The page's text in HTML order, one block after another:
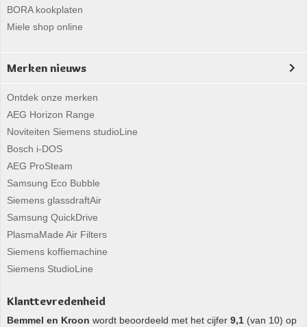
BORA kookplaten
Miele shop online
Merken nieuws
Ontdek onze merken
AEG Horizon Range
Noviteiten Siemens studioLine
Bosch i-DOS
AEG ProSteam
Samsung Eco Bubble
Siemens glassdraftAir
Samsung QuickDrive
PlasmaMade Air Filters
Siemens koffiemachine
Siemens StudioLine
Klanttevredenheid
Bemmel en Kroon wordt beoordeeld met het cijfer 9,1 (van 10) op